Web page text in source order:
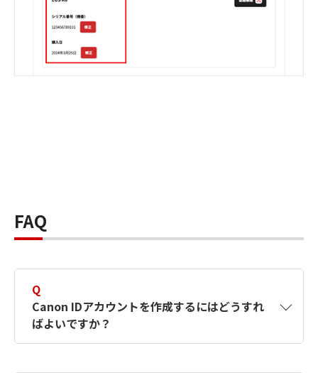
FAQ
Q
Canon IDアカウントを作成するにはどうすれ
ばよいですか？